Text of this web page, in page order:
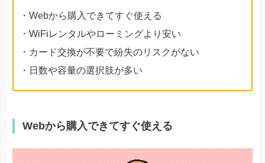
・Webから購入できてすぐ使える
・WiFiレンタルやローミングより安い
・カード交換が不要で紛失のリスクがない
・日数や容量の選択肢が多い
Webから購入できてすぐ使える